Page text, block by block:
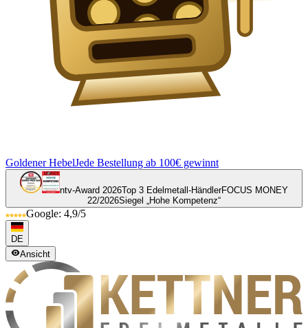
Goldener HebelJede Bestellung ab 100€ gewinnt
ntv-Award 2026Top 3 Edelmetall-HändlerFOCUS MONEY
22/2026Siegel „Hohe Kompetenz“
Google: 4,9/5
DE
Ansicht